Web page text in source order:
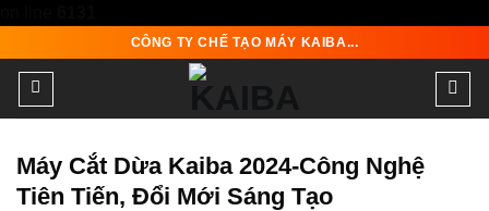
content
CÔNG TY CHẾ TẠO MÁY KAIBA...
Máy Cắt Dừa Kaiba 2024-Công Nghệ
Tiên Tiến, Đổi Mới Sáng Tạo